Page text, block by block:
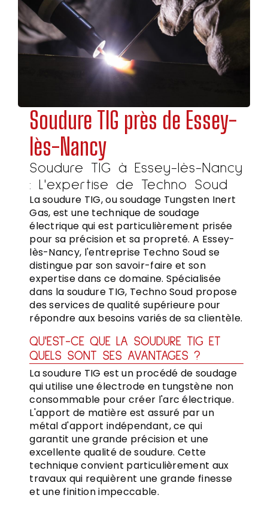
Soudure TIG près de Essey-
lès-Nancy
Soudure TIG à Essey-lès-Nancy
: L'expertise de Techno Soud
La soudure TIG, ou soudage Tungsten Inert
Gas, est une technique de soudage
électrique qui est particulièrement prisée
pour sa précision et sa propreté. A Essey-
lès-Nancy, l'entreprise Techno Soud se
distingue par son savoir-faire et son
expertise dans ce domaine. Spécialisée
dans la soudure TIG, Techno Soud propose
des services de qualité supérieure pour
répondre aux besoins variés de sa clientèle.
QU'EST-CE QUE LA SOUDURE TIG ET
QUELS SONT SES AVANTAGES ?
La soudure TIG est un procédé de soudage
qui utilise une électrode en tungstène non
consommable pour créer l'arc électrique.
L'apport de matière est assuré par un
métal d'apport indépendant, ce qui
garantit une grande précision et une
excellente qualité de soudure. Cette
technique convient particulièrement aux
travaux qui requièrent une grande finesse
et une finition impeccable.